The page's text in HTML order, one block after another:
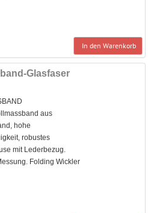
In den Warenkorb
Glasfaser
aus
hohe
robustes
mit Lederbezug.
Folding Wickler